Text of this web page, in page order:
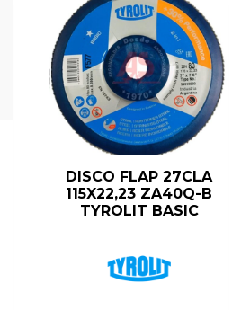
DISCO FLAP 27CLA
115X22,23 ZA40Q-B
TYROLIT BASIC